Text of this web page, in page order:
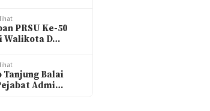
PRSU Ke-50
Walikota D…
Tanjung Balai
Admi…